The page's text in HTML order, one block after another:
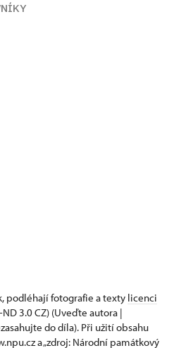
podléhají fotografie a texty licenci
ND 3.0 CZ) (Uveďte autora |
do díla). Při užití obsahu
a „zdroj: Národní památkový